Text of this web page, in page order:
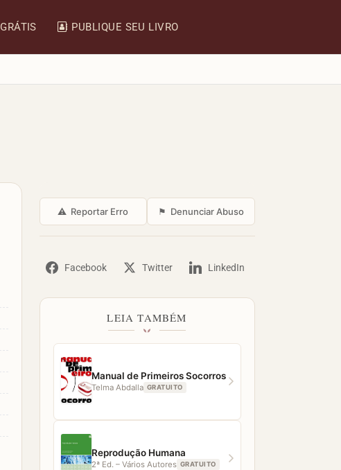
PUBLIQUE SEU LIVRO
⚠ Reportar Erro ⚑ Denunciar Abuso
Facebook Twitter LinkedIn
LEIA TAMBÉM
Manual de Primeiros Socorros
Telma Abdalla GRATUITO
Reprodução Humana
2ª Ed. – Vários Autores GRATUITO